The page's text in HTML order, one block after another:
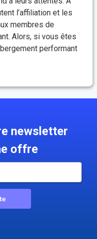
l’affiliation et les
membres de
Alors, si vous êtes
performant
newsletter
offre